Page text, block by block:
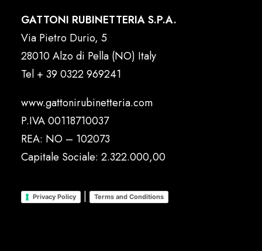
GATTONI RUBINETTERIA S.P.A.
Via Pietro Durio, 5
28010 Alzo di Pella (NO) Italy
Tel + 39 0322 969241
www.gattonirubinetteria.com
P.IVA 00118710037
REA: NO – 102073
Capitale Sociale: 2.322.000,00
Privacy Policy | Terms and Conditions